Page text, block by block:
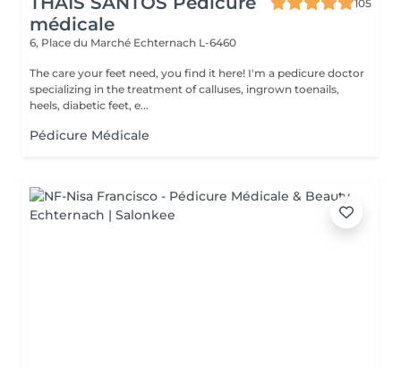
médicale
105
6, Place du Marché Echternach L-6460
The care your feet need, you find it here! I'm a pedicure doctor
specializing in the treatment of calluses, ingrown toenails,
heels, diabetic feet, e...
Pédicure Médicale